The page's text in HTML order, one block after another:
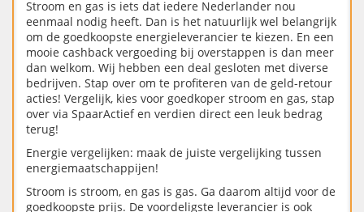
Stroom en gas is iets dat iedere Nederlander nou
eenmaal nodig heeft. Dan is het natuurlijk wel belangrijk
om de goedkoopste energieleverancier te kiezen. En een
mooie cashback vergoeding bij overstappen is dan meer
dan welkom. Wij hebben een deal gesloten met diverse
bedrijven. Stap over om te profiteren van de geld-retour
acties! Vergelijk, kies voor goedkoper stroom en gas, stap
over via SpaarActief en verdien direct een leuk bedrag
terug!
Energie vergelijken: maak de juiste vergelijking tussen
energiemaatschappijen!
Stroom is stroom, en gas is gas. Ga daarom altijd voor de
goedkoopste prijs. De voordeligste leverancier is ook